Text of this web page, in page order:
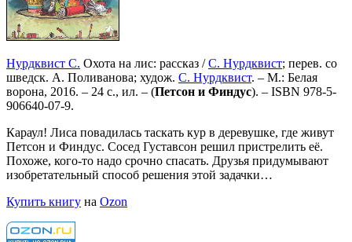
Нурдквист С. Охота на лис: рассказ /С. Нурдквист; перев. со
шведск. А. Поливанова; худож. С. Нурдквист. – М.: Белая
ворона, 2016. – 24 с., ил. – (Петсон и Финдус). – ISBN 978-5-
906640-07-9.
Караул! Лиса повадилась таскать кур в деревушке, где живут
Петсон и Финдус. Сосед Густавсон решил пристрелить её.
Похоже, кого-то надо срочно спасать. Друзья придумывают
изобретательный способ решения этой задачки…
Купить книгу на Ozon